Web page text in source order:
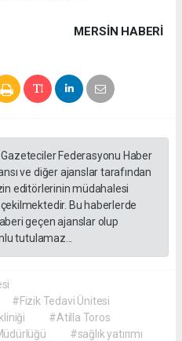
MERSIN HABERİ
Federasyonu Haber
ve diğer ajanslar tarafından
editörlerinin müdahalesi
Bu haberlerde
geçen ajanslar olup
tutulamaz...
#Fizik Tedavi Ünitesi
#Atilla Toros
#sağlık yatırımı